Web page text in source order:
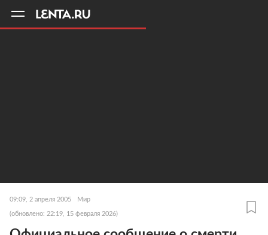
09:09, 2 апреля 2005 Мир
(обновлено: 22:19, 15 февраля 2026)